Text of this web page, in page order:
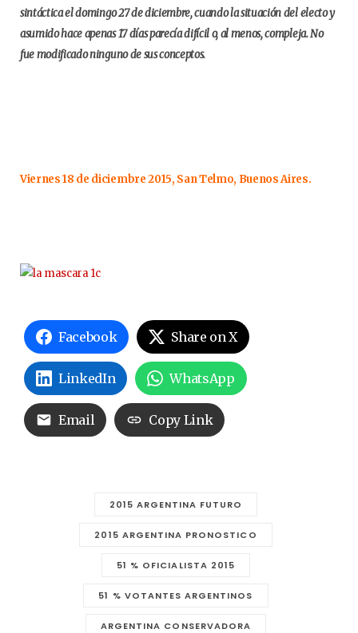
sintáctica el domingo 27 de diciembre, cuando la situación del electo y
asumido hace apenas 17 días parecía difícil o, al menos, compleja. No
fue modificado ninguno de sus conceptos.
Viernes 18 de diciembre 2015, San Telmo, Buenos Aires.
Facebook Share on X
LinkedIn WhatsApp
Email Copy Link
2015 ARGENTINA FUTURO
2015 ARGENTINA PRONOSTICO
51 % OFICIALISTA 2015
51 % VOTANTES ARGENTINOS
ARGENTINA CONSERVADORA